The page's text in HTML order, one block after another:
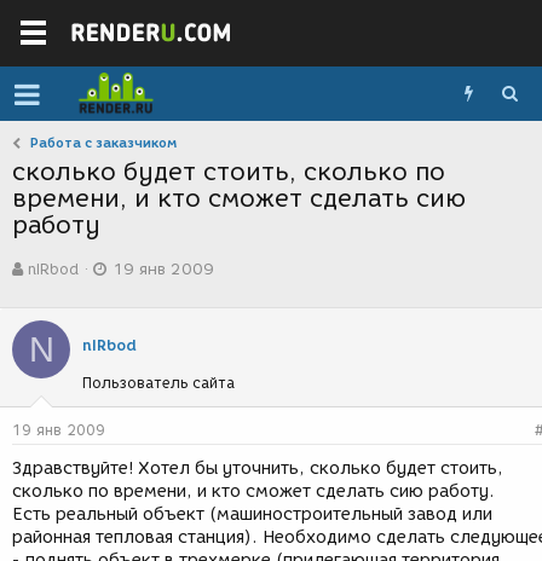
Работа с заказчиком
сколько будет стоить, сколько по
времени, и кто сможет сделать сию
работу
в
о
р
т
е
м
ы
nIRbod
а
с
з
д
и
я
19 янв 2009
N nIRbod
Пользователь сайта
19 янв 2009
Здравствуйте! Хотел бы уточнить, сколько будет стоить,
сколько по времени, и кто сможет сделать сию работу.
Есть реальный объект (машиностроительный завод или
районная тепловая станция). Необходимо сделать